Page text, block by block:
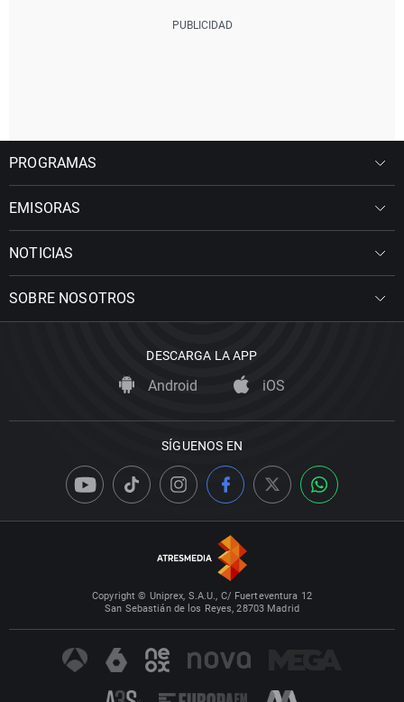
PROGRAMAS
EMISORAS
NOTICIAS
SOBRE NOSOTROS
DESCARGA LA APP
Android iOS
SÍGUENOS EN
Copyright © Uniprex, S.A.U., C/ Fuerteventura 12
San Sebastián de los Reyes, 28703 Madrid